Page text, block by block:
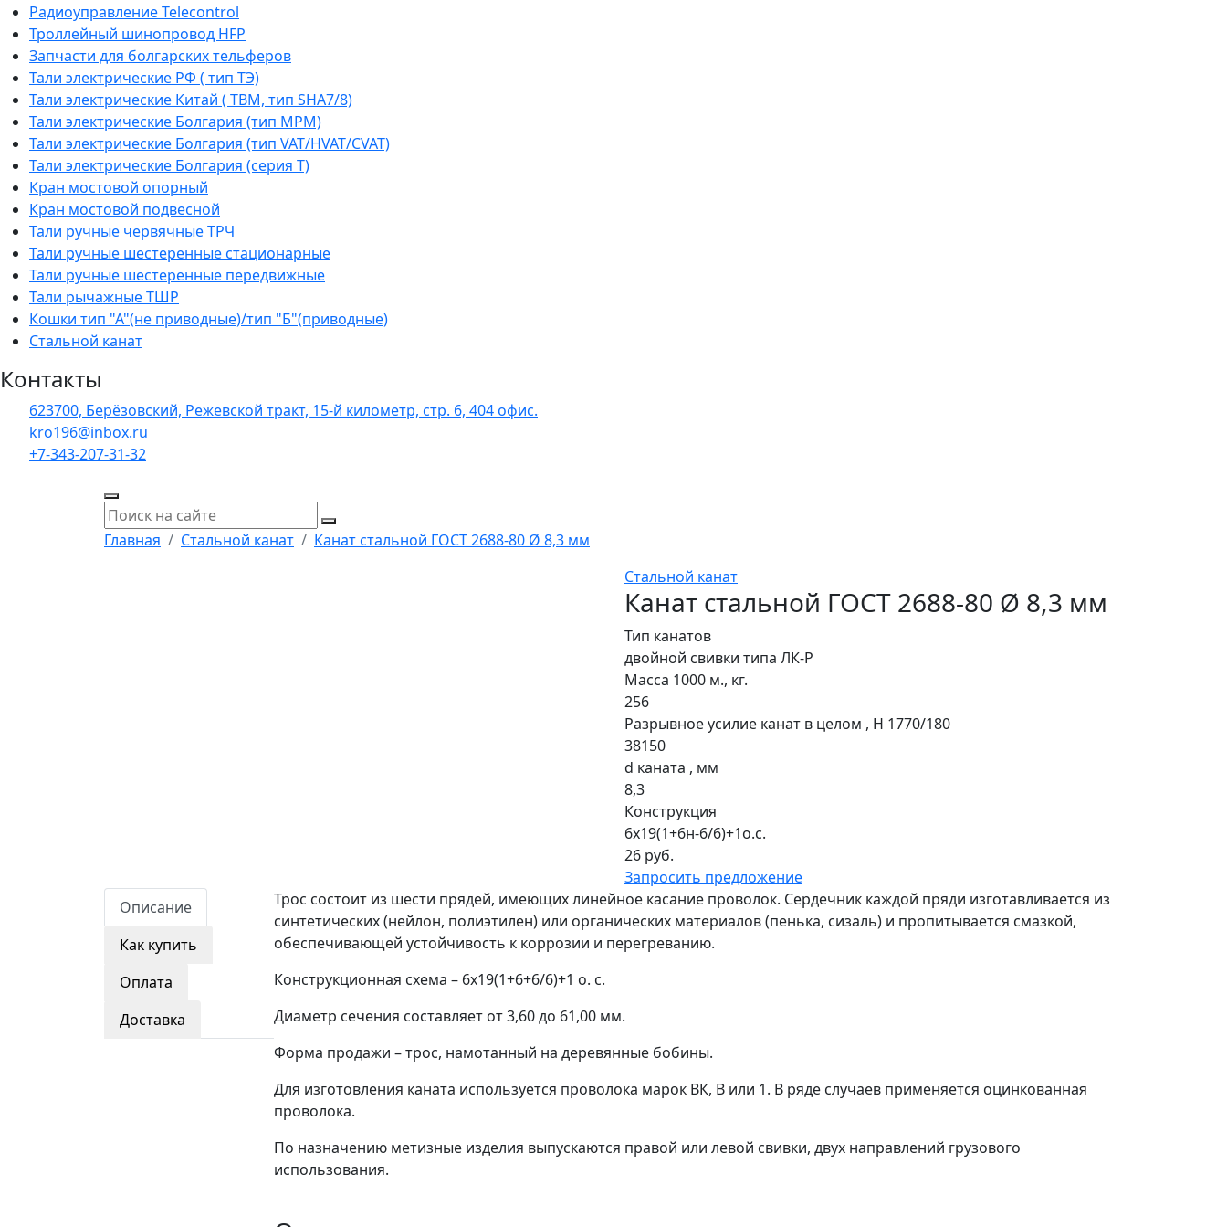
Радиоуправление Telecontrol
Троллейный шинопровод HFP
Запчасти для болгарских тельферов
Тали электрические РФ ( тип ТЭ)
Тали электрические Китай ( TBM, тип SHA7/8)
Тали электрические Болгария (тип МРМ)
Тали электрические Болгария (тип VAT/HVAT/CVAT)
Тали электрические Болгария (серия Т)
Кран мостовой опорный
Кран мостовой подвесной
Тали ручные червячные ТРЧ
Тали ручные шестеренные стационарные
Тали ручные шестеренные передвижные
Тали рычажные ТШР
Кошки тип "А"(не приводные)/тип "Б"(приводные)
Стальной канат
Контакты
623700, Берёзовский, Режевской тракт, 15-й километр, стр. 6, 404 офис.
kro196@inbox.ru
+7-343-207-31-32
Главная Стальной канат
Канат стальной ГОСТ 2688-80 Ø 8,3 мм
Стальной канат
Канат стальной ГОСТ 2688-80 Ø 8,3 мм
Тип канатов
двойной свивки типа ЛК-Р
Масса 1000 м., кг.
256
Разрывное усилие канат в целом , H 1770/180
38150
d каната , мм
8,3
Конструкция
6х19(1+6н-6/6)+1о.с.
26 руб.
Запросить предложение
Описание
Как купить
Оплата
Доставка
Трос состоит из шести прядей, имеющих линейное касание проволок. Сердечник каждой пряди изготавливается из
синтетических (нейлон, полиэтилен) или органических материалов (пенька, сизаль) и пропитывается смазкой,
обеспечивающей устойчивость к коррозии и перегреванию.
Конструкционная схема – 6х19(1+6+6/6)+1 о. с.
Диаметр сечения составляет от 3,60 до 61,00 мм.
Форма продажи – трос, намотанный на деревянные бобины.
Для изготовления каната используется проволока марок ВК, В или 1. В ряде случаев применяется оцинкованная
проволока.
По назначению метизные изделия выпускаются правой или левой свивки, двух направлений грузового
использования.